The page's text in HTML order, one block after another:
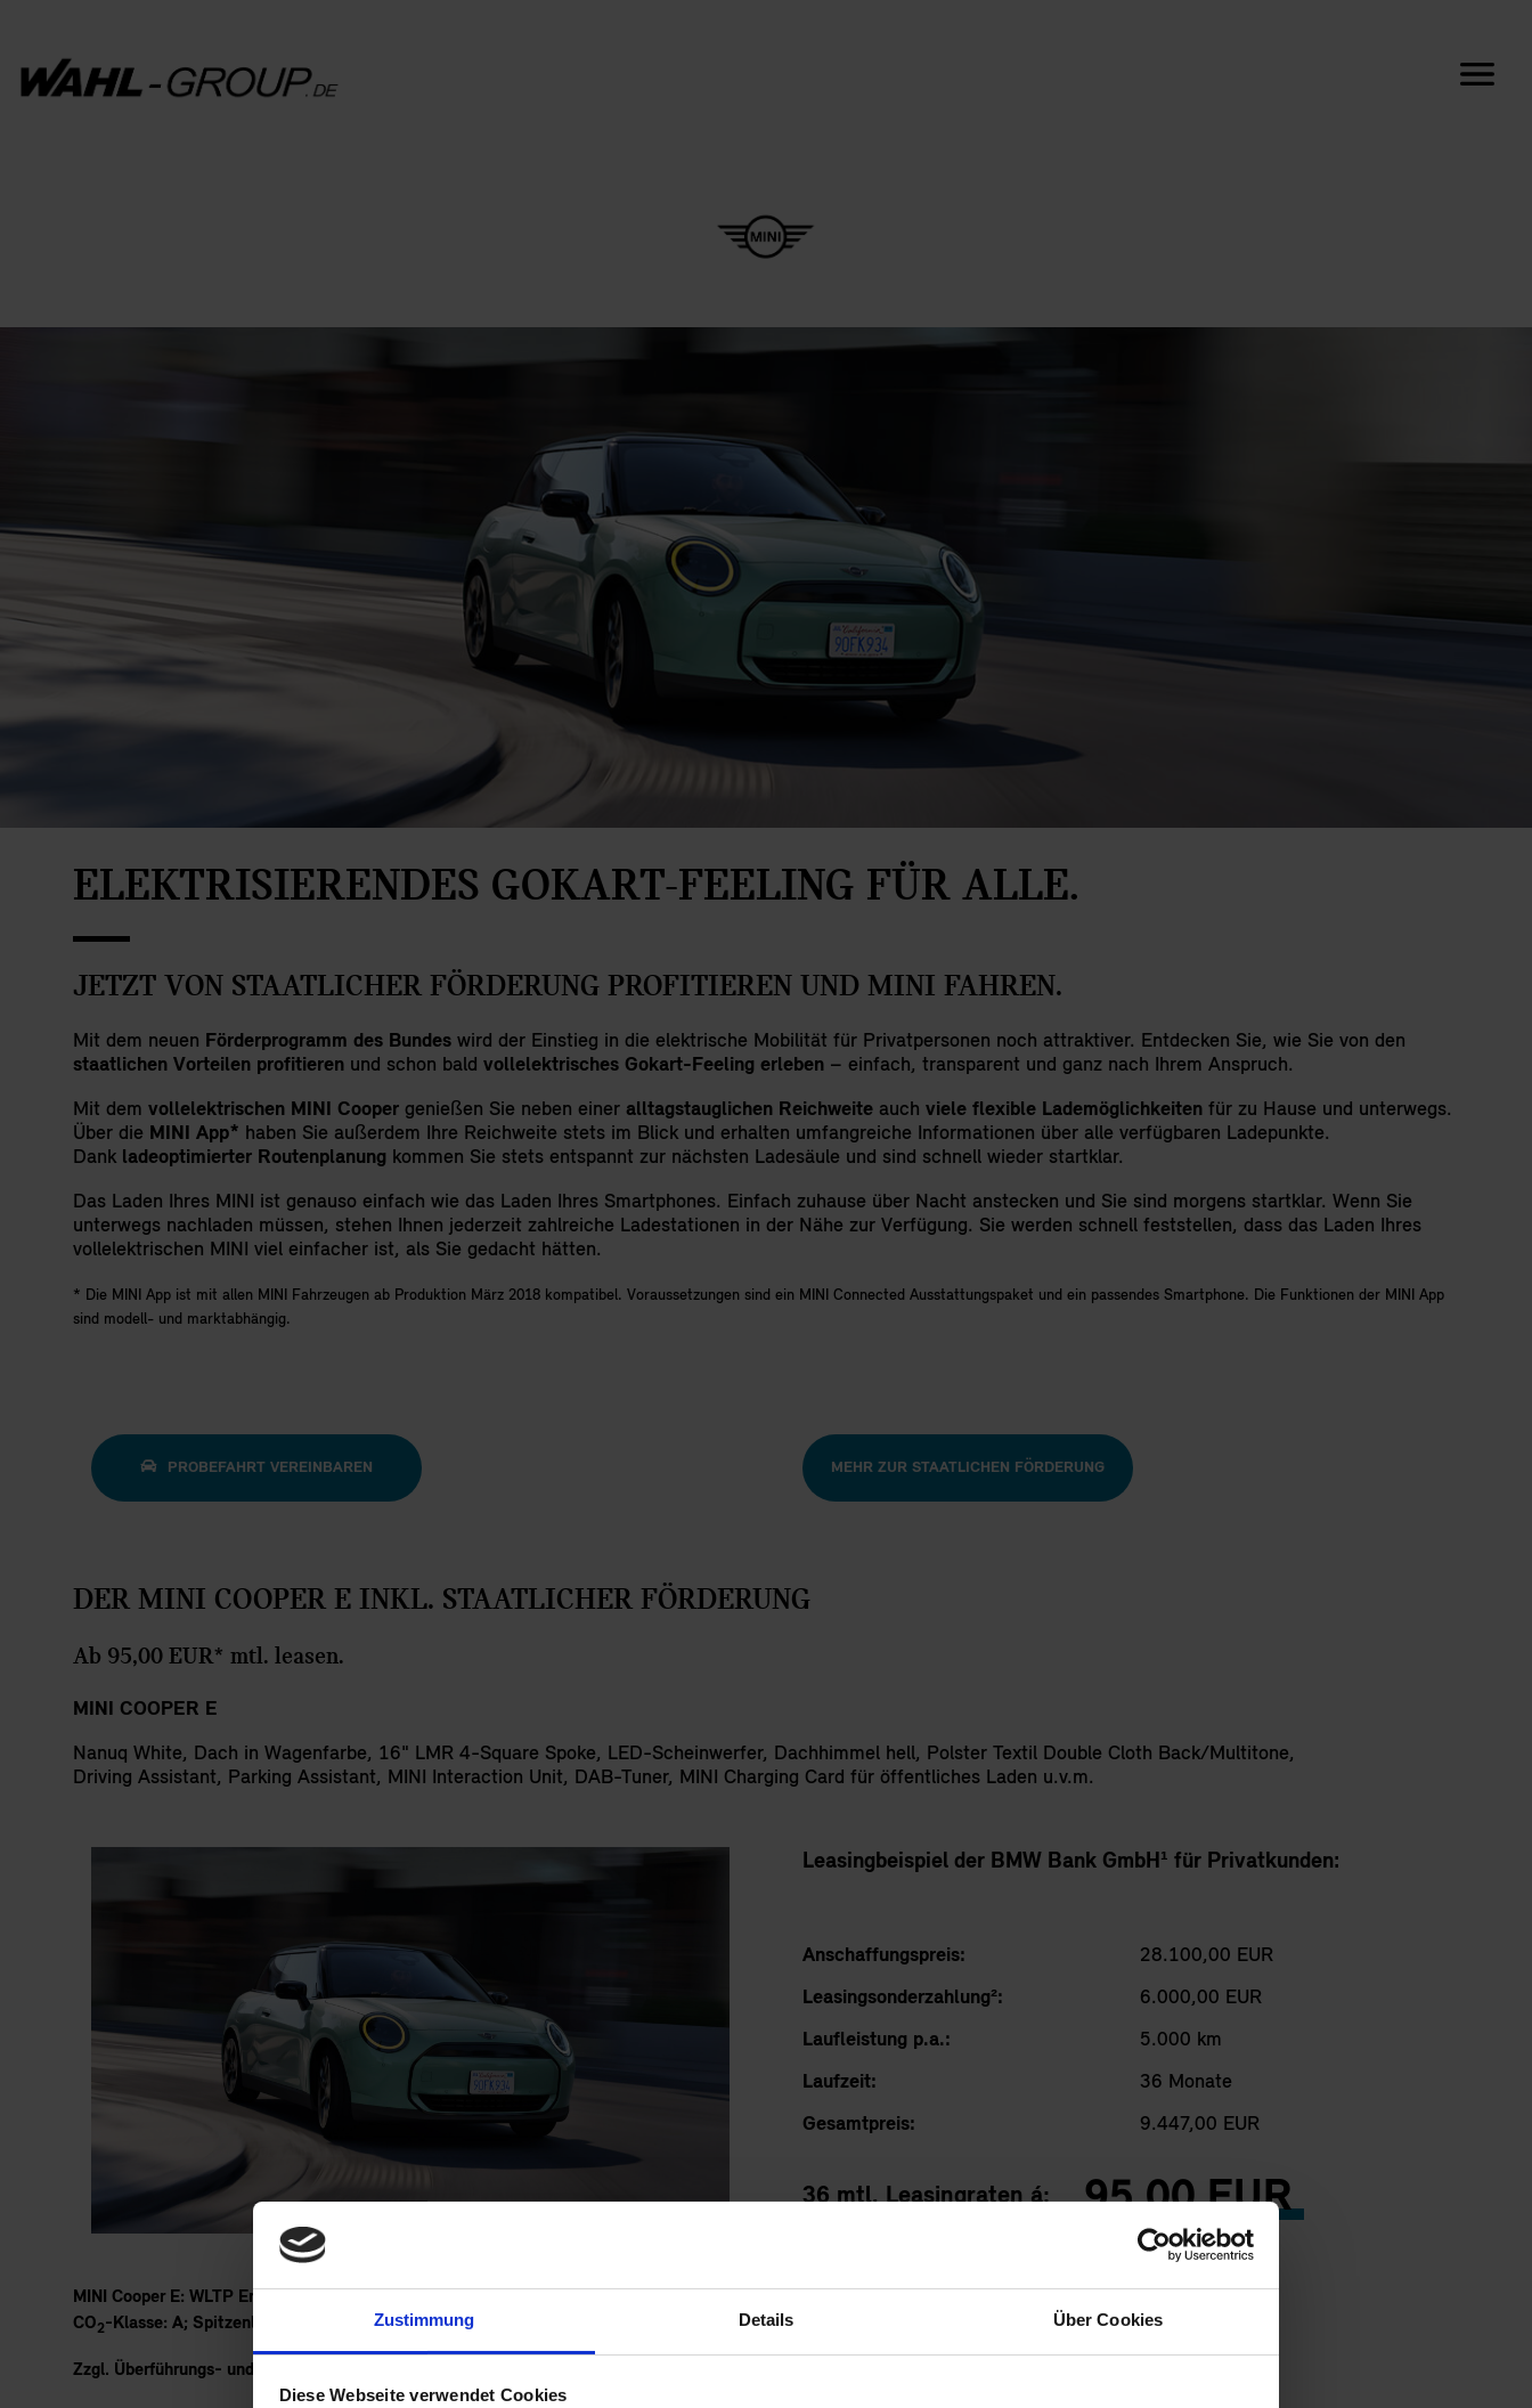
Zustimmung Details Über Cookies
Diese Webseite verwendet Cookies
ELEKTRISIERENDES GOKART-FEELING FÜR ALLE.
JETZT VON STAATLICHER FÖRDERUNG PROFITIEREN UND MINI FAHREN.
Mit dem neuen Förderprogramm des Bundes wird der Einstieg in die elektrische Mobilität für Privatpersonen noch attraktiver. Entdecken Sie, wie Sie von den
staatlichen Vorteilen profitieren und schon bald vollelektrisches Gokart-Feeling erleben – einfach, transparent und ganz nach Ihrem Anspruch.
Mit dem vollelektrischen MINI Cooper genießen Sie neben einer alltagstauglichen Reichweite auch viele flexible Lademöglichkeiten für zu Hause und unterwegs.
Über die MINI App* haben Sie außerdem Ihre Reichweite stets im Blick und erhalten umfangreiche Informationen über alle verfügbaren Ladepunkte.
Dank ladeoptimierter Routenplanung kommen Sie stets entspannt zur nächsten Ladesäule und sind schnell wieder startklar.
Das Laden Ihres MINI ist genauso einfach wie das Laden Ihres Smartphones. Einfach zuhause über Nacht anstecken und Sie sind morgens startklar. Wenn Sie
unterwegs nachladen müssen, stehen Ihnen jederzeit zahlreiche Ladestationen in der Nähe zur Verfügung. Sie werden schnell feststellen, dass das Laden Ihres
vollelektrischen MINI viel einfacher ist, als Sie gedacht hätten.
* Die MINI App ist mit allen MINI Fahrzeugen ab Produktion Mä‍rz 2018 kompatibel. Voraussetzungen sind ein MINI Connected Ausstattungspaket und ein passendes Smartphone. Die Funktionen der MINI App
sind modell- und marktabhängig.
PROBEFAHRT VEREINBAREN MEHR ZUR STAATLICHEN FÖRDERUNG
DER MINI COOPER E INKL. STAATLICHER FÖRDERUNG
Ab 95,00 EUR* mtl. leasen.
MINI COOPER E
Nanuq White, Dach in Wagenfarbe, 16" LMR 4-Square Spoke, LED-Scheinwerfer, Dachhimmel hell, Polster Textil Double Cloth Back/Multitone,
Driving Assistant, Parking Assistant, MINI Interaction Unit, DAB-Tuner, MINI Charging Card für öffentliches Laden u.v.m.
Leasingbeispiel der BMW Bank GmbH¹ für Privatkunden:
Anschaffungspreis:
28.100,00 EUR
Leasingsonderzahlung²:
6.000,00 EUR
Laufleistung p.a.:
5.000 km
Laufzeit:
36 Monate
Gesamtpreis:
9.447,00 EUR
36 mtl. Leasingraten á: 95,00 EUR
MINI Cooper E: WLTP Energieverbrauch kombiniert: 138, kWh/100 km; WLTP CO
CO2-Klasse: A; Spitzenleistung: 135 kW (184 PS). Abbildung zeigt Sonderausstattungen. Fahrzeug ausgestattet mit Automatikgetriebe.
Zzgl. Überführungs- und Übergabekosten in Höhe von 950,00 EUR sowie Zulassung.